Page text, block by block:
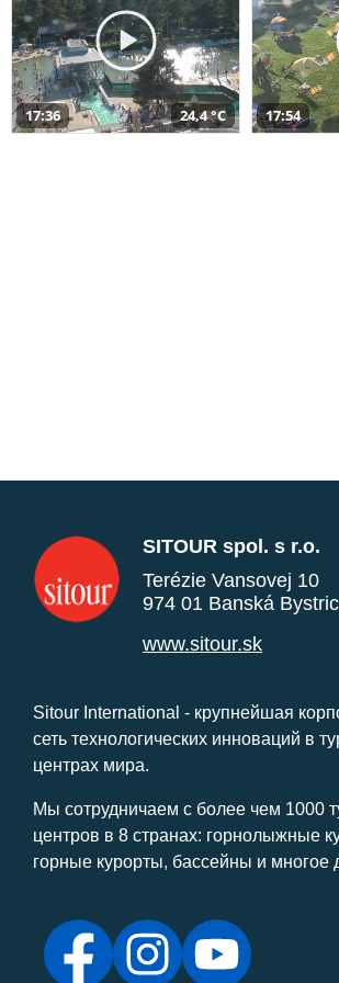
17:36 24,4 °C 17:54
SITOUR spol. s r.o.
Terézie Vansovej 10
974 01 Banská
www.sitour.sk
Sitour International - крупнейшая
сеть технологических инноваций в
центрах мира.
Мы сотрудничаем с более чем 1000
центров в 8 странах: горнолыжные
горные курорты, бассейны и многое